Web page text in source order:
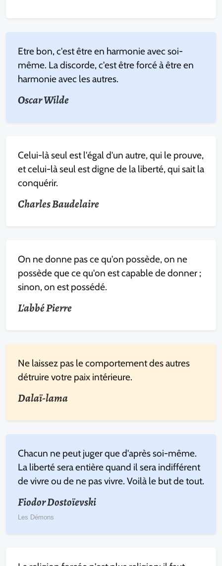
Etre bon, c'est être en harmonie avec soi-
même. La discorde, c'est être forcé à être en
harmonie avec les autres.
Oscar Wilde
Celui-là seul est l'égal d'un autre, qui le prouve,
et celui-là seul est digne de la liberté, qui sait la
conquérir.
Charles Baudelaire
On ne donne pas ce qu'on possède, on ne
possède que ce qu'on est capable de donner ;
sinon, on est possédé.
L'abbé Pierre
Ne laissez pas le comportement des autres
détruire votre paix intérieure.
Dalaï-lama
Chacun ne peut juger que d'après soi-même.
La liberté sera entière quand il sera indifférent
de vivre ou de ne pas vivre. Voilà le but de tout.
Fiodor Dostoïevski
Les Démons